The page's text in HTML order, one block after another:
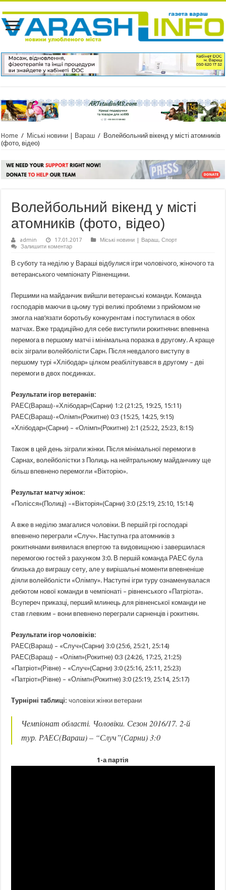
Home / Міські новини | Вараш / Волейбольний вікенд у місті атомників
(фото, відео)
Волейбольний вікенд у місті
атомників (фото, відео)
admin 17.01.2017 Міські новини | Вараш,Спорт
Залишити коментар
В суботу та неділю у Вараші відбулися ігри чоловічого, жіночого та
ветеранського чемпіонату Рівненщини.
Першими на майданчик вийшли ветеранські команди. Команда
господарів маючи в цьому турі великі проблеми з прийомом не
змогла нав’язати боротьбу конкурентам і поступилася в обох
матчах. Вже традиційно для себе виступили рокитняни: впевнена
перемога в першому матчі і мінімальна поразка в другому. А краще
всіх зіграли волейболісти Сарн. Після невдалого виступу в
першому турі «Хлібодар» цілком реабілітувався в другому – дві
перемоги в двох поєдинках.
Результати ігор ветеранів:
РАЕС(Вараш)-«Хлібодар»(Сарни) 1:2 (21:25, 19:25, 15:11)
РАЕС(Вараш)-«Олімп»(Рокитне) 0:3 (15:25, 14:25, 9:15)
«Хлібодар»(Сарни) – «Олімп»(Рокитне) 2:1 (25:22, 25:23, 8:15)
Також в цей день зіграли жінки. Після мінімальної перемоги в
Сарнах, волейболістки з Полиць на нейтральному майданчику ще
більш впевнено перемогли «Вікторію».
Результат матчу жінок:
«Полісся»(Полиці) –«Вікторія»(Сарни) 3:0 (25:19, 25:10, 15:14)
А вже в неділю змагалися чоловіки. В першій грі господарі
впевнено переграли «Случ». Наступна гра атомників з
рокитнянами виявилася впертою та видовищною і завершилася
перемогою гостей з рахунком 3:0. В першій команда РАЕС була
близька до виграшу сету, але у вирішальні моменти впевненіше
діяли волейболісти «Олімпу». Наступні ігри туру ознаменувалася
дебютом нової команди в чемпіонаті – рівненського «Патріота».
Всупереч приказці, перший млинець для рівненської команди не
став глевким – вони впевнено переграли сарненців і рокитнян.
Результати ігор чоловіків:
РАЕС(Вараш) – «Случ»(Сарни) 3:0 (25:6, 25:21, 25:14)
РАЕС(Вараш) – «Олімп»(Рокитне) 0:3 (24:26, 17:25, 21:25)
«Патріот»(Рівне) – «Случ»(Сарни) 3:0 (25:16, 25:11, 25:23)
«Патріот»(Рівне) – «Олімп»(Рокитне) 3:0 (25:19, 25:14, 25:17)
Турнірні таблиці: чоловіки жінки ветерани
Чемпіонат області. Чоловіки. Сезон 2016/17. 2-й
тур. РАЕС(Вараш) – “Случ”(Сарни) 3:0
1-а партія